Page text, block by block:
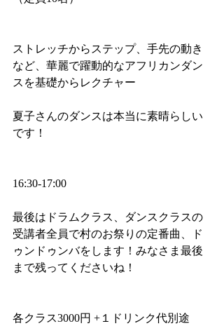
ストレッチからステップ、手先の動き
など、華麗で躍動的なアフリカンダン
スを基礎からレクチャー
夏子さんのダンスは本当に素晴らしい
です！
16:30-17:00
最後はドラムクラス、ダンスクラスの
受講者全員で村のお祭りの定番曲、ド
ゥンドゥンバをします！みなさま最後
まで残ってくださいね！
各クラス3000円 +１ドリンク代別途